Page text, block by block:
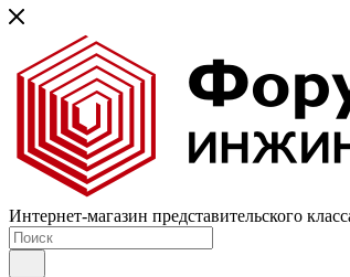
Интернет-магазин представительского